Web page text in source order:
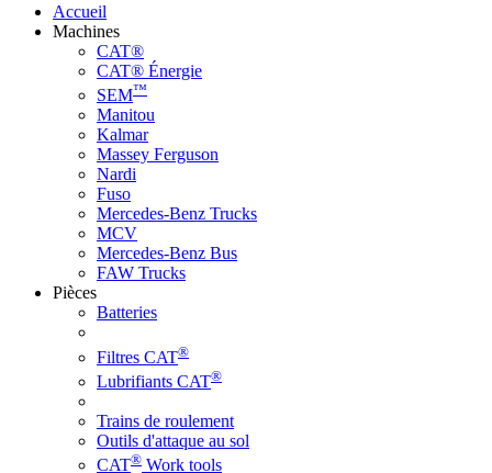
Accueil
Machines
CAT®
CAT® Énergie
SEM™
Manitou
Kalmar
Massey Ferguson
Nardi
Fuso
Mercedes-Benz Trucks
MCV
Mercedes-Benz Bus
FAW Trucks
Pièces
Batteries
Filtres CAT®
Lubrifiants CAT®
Trains de roulement
Outils d'attaque au sol
CAT® Work tools